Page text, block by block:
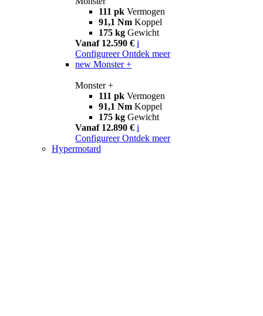
111 pk Vermogen
91,1 Nm Koppel
175 kg Gewicht
Vanaf 12.590 € i
Configureer Ontdek meer
new Monster +
Monster +
111 pk Vermogen
91,1 Nm Koppel
175 kg Gewicht
Vanaf 12.890 € i
Configureer Ontdek meer
Hypermotard